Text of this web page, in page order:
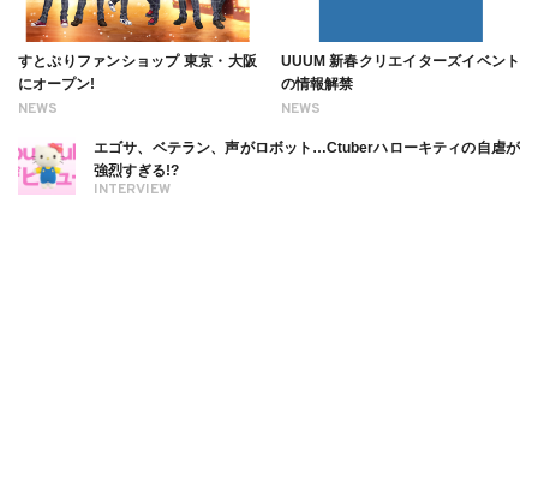
NEWS
すとぷりファンショップ 東京・大阪
にオープン!
NEWS
UUUM 新春クリエイターズイベント
の情報解禁
INTERVIEW
エゴサ、ベテラン、声がロボット…Ctuberハローキティの自虐が
強烈すぎる!?